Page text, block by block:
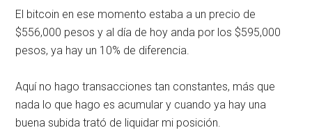
El bitcoin en ese momento estaba a un precio de
$556,000 pesos y al día de hoy anda por los $595,000
pesos, ya hay un 10% de diferencia.
Aquí no hago transacciones tan constantes, más que
nada lo que hago es acumular y cuando ya hay una
buena subida trató de liquidar mi posición.